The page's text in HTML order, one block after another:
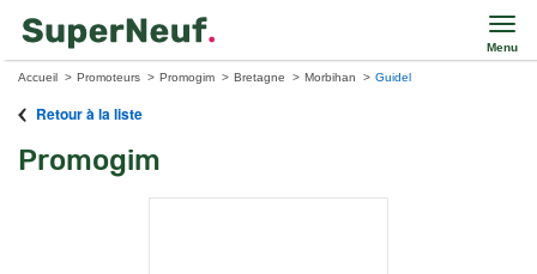
Menu
Accueil Promoteurs Promogim Bretagne Morbihan Guidel
Retour à la liste
Promogim